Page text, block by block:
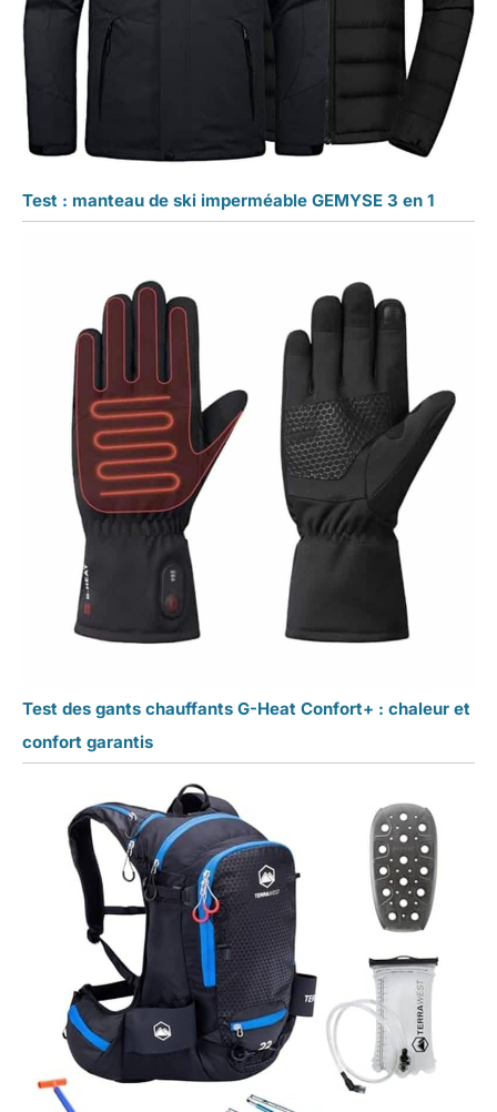
Test : manteau de ski imperméable GEMYSE 3 en 1
Test des gants chauffants G-Heat Confort+ : chaleur et
confort garantis